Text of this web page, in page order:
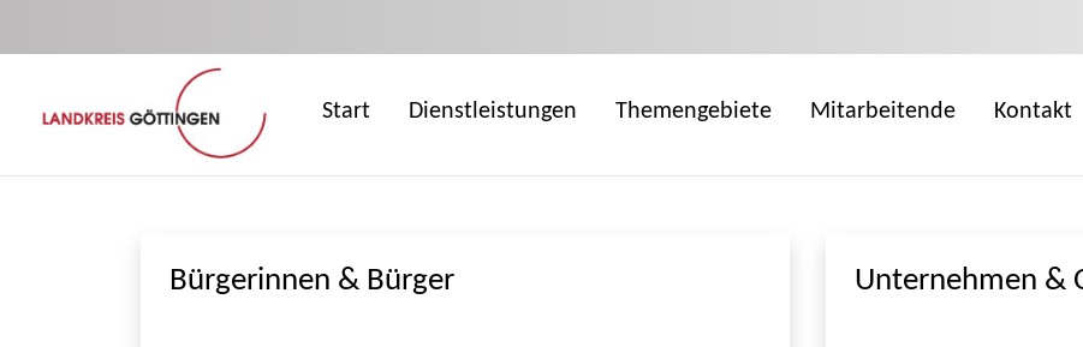
Start Dienstleistungen Themengebiete Mitarbeitende Kontakt
Bürgerinnen & Bürger Unternehmen &